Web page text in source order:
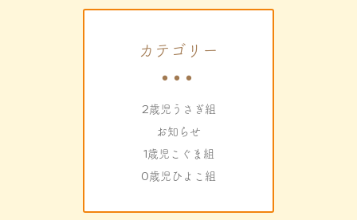
カテゴリー
2歳児うさぎ組
お知らせ
1歳児こぐま組
0歳児ひよこ組